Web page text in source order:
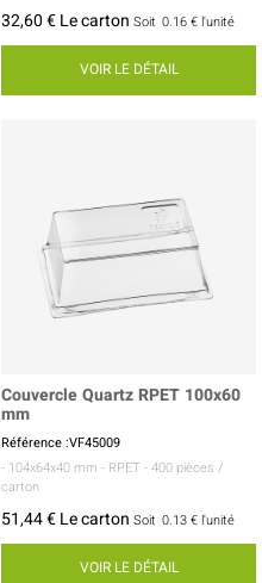
32,60 € Le carton Soit 0.16 € l'unité
VOIR LE DÉTAIL
Couvercle Quartz RPET 100x60
mm
Référence :VF45009
- 104x64x40 mm - RPET - 400 pièces /
carton
51,44 € Le carton Soit 0.13 € l'unité
VOIR LE DÉTAIL